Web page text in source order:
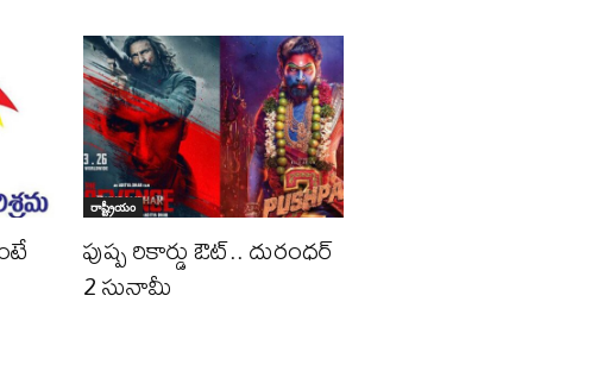
రాష్ట్రీయం
పుష్ప రికార్డు ఔట్‌.. దురంధ‌ర్
2 సునామీ